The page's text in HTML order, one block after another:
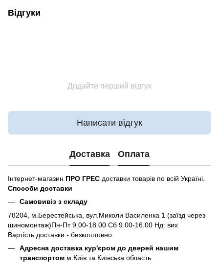
Відгуки
Додайте перший відгук
Написати відгук
Доставка Оплата
Інтернет-магазин ПРО ГРЕС доставки товарів по всій Україні.
Способи доставки
Самовивіз з складу
78204, м.Берестейська, вул.Миколи Василенка 1 (заїзд через
шиномонтаж)Пн-Пт 9.00-18.00 Сб 9.00-16.00 Нд: вих
Вартість доставки - безкоштовно.
Адресна доставка кур'єром до дверей нашим
транспортом м.Київ та Київська область.